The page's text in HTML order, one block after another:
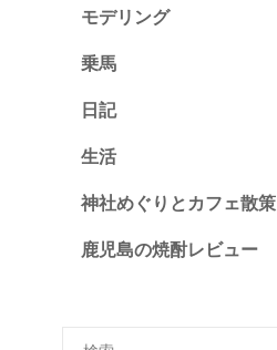
モデリング
乗馬
日記
生活
神社めぐりとカフェ散策
鹿児島の焼酎レビュー